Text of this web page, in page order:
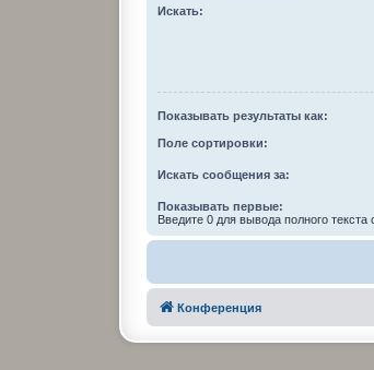
Искать:
Показывать результаты как:
Поле сортировки:
Искать сообщения за:
Показывать первые:
Введите 0 для вывода полного текста
Конференция